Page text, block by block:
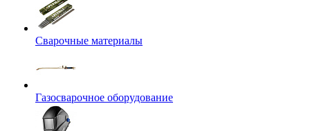
Сварочные материалы
Газосварочное оборудование